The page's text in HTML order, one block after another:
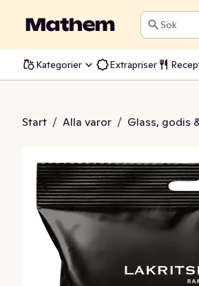
Sök
Kategorier Extrapriser
Start / Alla varor / Glass, godis
Chili